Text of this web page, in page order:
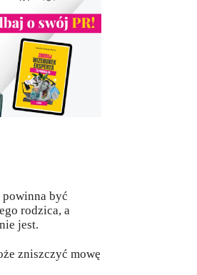
być
rodzica, a
jest.
zniszczyć mowę